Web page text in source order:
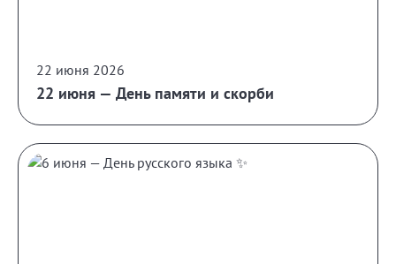
22 июня 2026
22 июня — День памяти и скорби